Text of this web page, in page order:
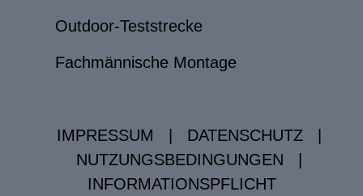
Outdoor-Teststrecke
Fachmännische Montage
IMPRESSUM DATENSCHUTZ
NUTZUNGSBEDINGUNGEN
INFORMATIONSPFLICHT